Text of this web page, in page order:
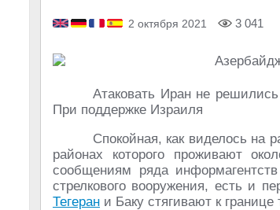
2 октября 2021 3 041
Атаковать Иран не
При поддержке Израиля
Спокойная, как виделось на
районах которого проживают
сообщениям ряда
стрелкового вооружения, есть и
Тегеран и Баку стягивают к